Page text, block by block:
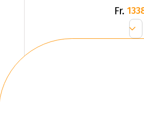
Fr.